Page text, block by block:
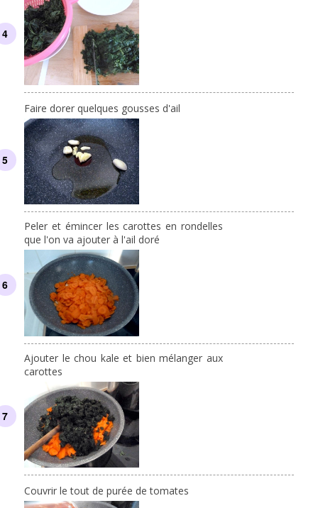
Faire dorer quelques gousses d'ail
Peler et émincer les carottes en rondelles
que l'on va ajouter à l'ail doré
Ajouter le chou kale et bien mélanger aux
carottes
Couvrir le tout de purée de tomates